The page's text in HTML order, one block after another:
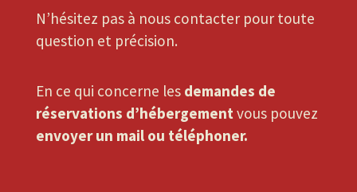
N’hésitez pas à nous contacter pour toute
question et précision.
En ce qui concerne les demandes de
réservations d’hébergement
envoyer un mail ou téléphoner.